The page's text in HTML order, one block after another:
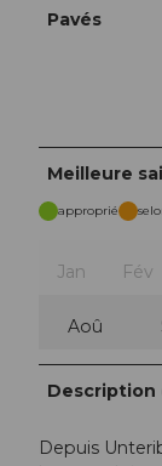
Pavés
Meilleure
approprié
Jan Fév
Aoû
Description
Depuis